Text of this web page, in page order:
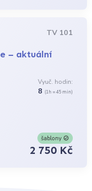
TV 101
– aktuální
Vyuč. hodin:
8 (1h = 45 min)
šablony
2 750 Kč